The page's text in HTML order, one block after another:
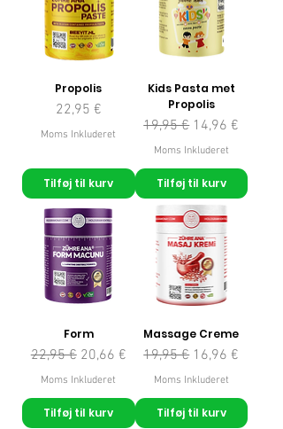
Propolis
Pris
22,95 €
Moms Inkluderet
Tilføj til kurv
Kids Pasta met
Propolis
Regulær pris
19,95 € Salgspris
14,96 €
Moms Inkluderet
Tilføj til kurv
Form
Regulær pris
22,95 € Salgspris
20,66 €
Moms Inkluderet
Tilføj til kurv
Massage Creme
Regulær pris
19,95 € Salgspris
16,96 €
Moms Inkluderet
Tilføj til kurv